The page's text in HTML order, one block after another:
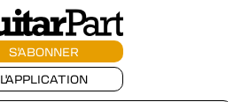
S'ABONNER
L'APPLICATION